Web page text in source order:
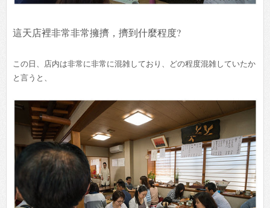
這天店裡非常非常擁擠，擠到什麼程度?
この日、店内は非常に非常に混雑しており、どの程度混雑していたか
と言うと、